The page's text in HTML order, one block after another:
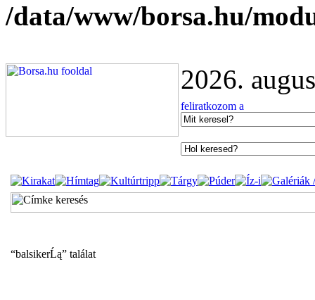
/data/www/borsa.hu/
2026.
“balsikerĹą” találat